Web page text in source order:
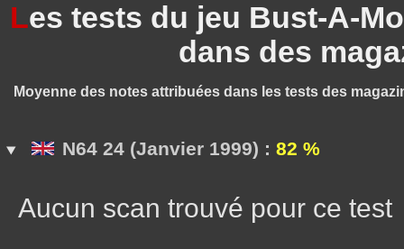
Les tests du jeu Bust-A-
dans des
Moyenne des notes attribuées dans les tests des
N64 24 (Janvier 1999) : 82 %
Aucun scan trouvé pour ce test